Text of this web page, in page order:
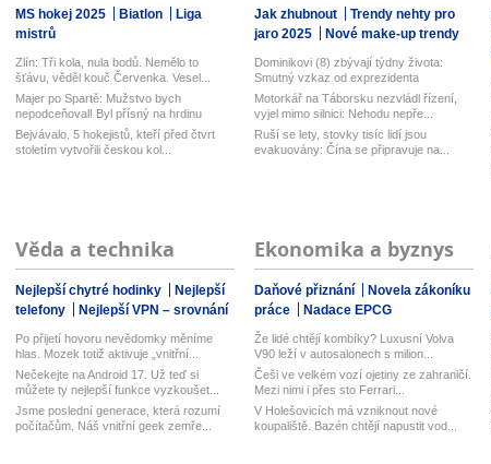
MS hokej 2025 Biatlon
Liga
mistrů
Zlín: Tři kola, nula bodů. Nemělo to
šťávu, věděl kouč Červenka. Vesel...
Majer po Spartě: Mužstvo bych
nepodceňoval! Byl přísný na hrdinu
zápas...
Bejvávalo. 5 hokejistů, kteří před čtvrt
stoletím vytvořili českou kol...
Jak zhubnout
Trendy nehty pro
jaro 2025
Nové make-up trendy
Dominikovi (8) zbývají týdny života:
Smutný vzkaz od exprezidenta
Motorkář na Táborsku nezvládl řízení,
vyjel mimo silnici: Nehodu nepře...
Ruší se lety, stovky tisíc lidí jsou
evakuovány: Čína se připravuje na...
Věda a technika
Nejlepší chytré hodinky
Nejlepší
telefony
Nejlepší VPN – srovnání
Po přijetí hovoru nevědomky měníme
hlas. Mozek totiž aktivuje „vnitřní...
Nečekejte na Android 17. Už teď si
můžete ty nejlepší funkce vyzkoušet...
Jsme poslední generace, která rozumí
počítačům. Náš vnitřní geek zemře...
Ekonomika a byznys
Daňové přiznání
Novela zákoníku
práce
Nadace EPCG
Že lidé chtějí kombíky? Luxusní Volva
V90 leží v autosalonech s milion...
Češi ve velkém vozí ojetiny ze zahraničí.
Mezi nimi i přes sto Ferrari...
V Holešovicích má vzniknout nové
koupaliště. Bazén chtějí napustit vod...